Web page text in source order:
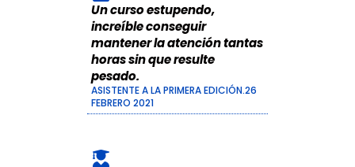
9
9
d
e
1
Un curso estupendo,
increíble conseguir
mantener la atención tantas
horas sin que resulte
pesado.
ASISTENTE A LA PRIMERA EDICIÓN.26
FEBRERO 2021